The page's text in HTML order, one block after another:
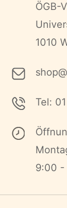
ÖGB-
1010
Tel:
9:00 -